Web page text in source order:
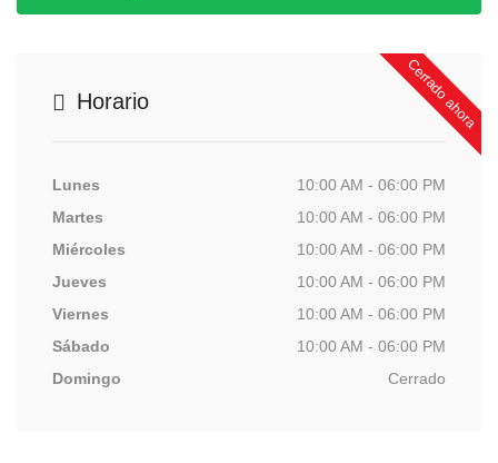
Cerrado ahora
Horario
Lunes
10:00 AM - 06:00 PM
Martes
10:00 AM - 06:00 PM
Miércoles
10:00 AM - 06:00 PM
Jueves
10:00 AM - 06:00 PM
Viernes
10:00 AM - 06:00 PM
Sábado
10:00 AM - 06:00 PM
Domingo
Cerrado